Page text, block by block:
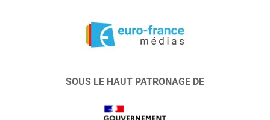
SOUS LE HAUT PATRONAGE DE